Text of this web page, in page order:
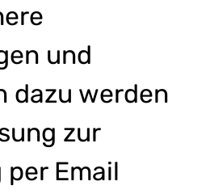
und
dazu werden
zur
Email